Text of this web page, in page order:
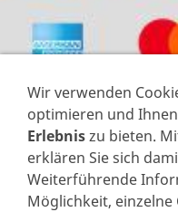
Wir verwenden
optimieren und
Erlebniszu bieten.
erklären Sie sich
Weiterführende
Möglichkeit, einzelne